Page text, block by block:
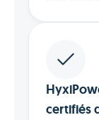
certifiés